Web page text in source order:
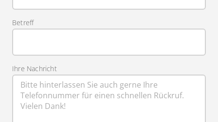
Betreff
Ihre Nachricht